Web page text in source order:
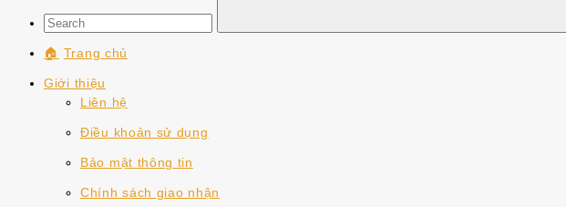
🏠 Trang chủ
Giới thiệu
Liên hệ
Điều khoản sử dụng
Bảo mật thông tin
Chính sách giao nhận